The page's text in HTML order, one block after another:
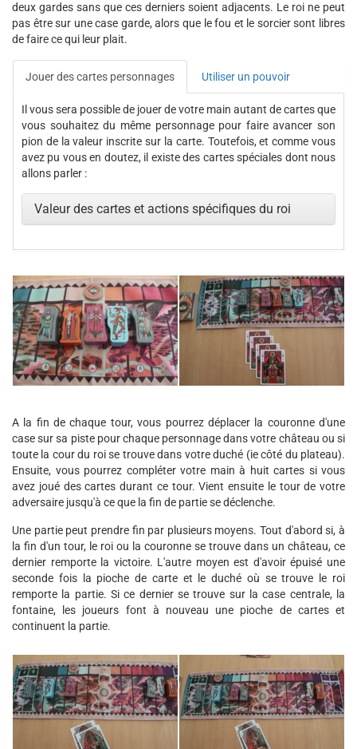
deux gardes sans que ces derniers soient adjacents. Le roi ne peut
pas être sur une case garde, alors que le fou et le sorcier sont libres
de faire ce qui leur plait.
Jouer des cartes personnages Utiliser un pouvoir
Il vous sera possible de jouer de votre main autant de cartes que
vous souhaitez du même personnage pour faire avancer son
pion de la valeur inscrite sur la carte. Toutefois, et comme vous
avez pu vous en doutez, il existe des cartes spéciales dont nous
allons parler :
Valeur des cartes et actions spécifiques du roi
A la fin de chaque tour, vous pourrez déplacer la couronne d'une
case sur sa piste pour chaque personnage dans votre château ou si
toute la cour du roi se trouve dans votre duché (ie côté du plateau).
Ensuite, vous pourrez compléter votre main à huit cartes si vous
avez joué des cartes durant ce tour. Vient ensuite le tour de votre
adversaire jusqu'à ce que la fin de partie se déclenche.
Une partie peut prendre fin par plusieurs moyens. Tout d'abord si, à
la fin d'un tour, le roi ou la couronne se trouve dans un château, ce
dernier remporte la victoire. L'autre moyen est d'avoir épuisé une
seconde fois la pioche de carte et le duché où se trouve le roi
remporte la partie. Si ce dernier se trouve sur la case centrale, la
fontaine, les joueurs font à nouveau une pioche de cartes et
continuent la partie.